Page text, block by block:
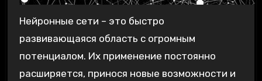
Нейронные сети – это быстро
развивающаяся область с огромным
потенциалом. Их применение постоянно
расширяется, принося новые возможности и